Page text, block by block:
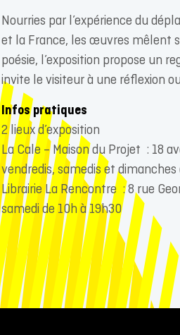
Nourries par l’expérience du
et la France, les œuvres mêlent
poésie, l’exposition propose un
invite le visiteur à une réflexion
Infos pratiques
2 lieux d’exposition
La Cale – Maison du Projet : 18
vendredis, samedis et dimanches
Librairie La Rencontre : 8 rue
samedi de 10h à 19h30